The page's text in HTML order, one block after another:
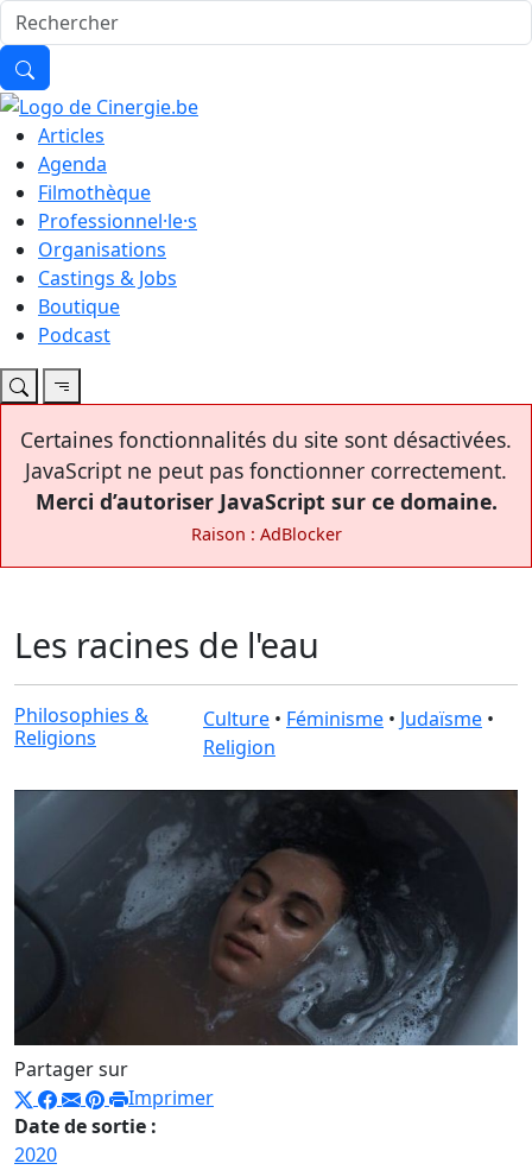
Articles
Agenda
Filmothèque
Professionnel·le·s
Organisations
Castings & Jobs
Boutique
Podcast
Certaines fonctionnalités du site sont désactivées.
JavaScript ne peut pas fonctionner correctement.
Merci d’autoriser JavaScript sur ce domaine.
Raison : AdBlocker
Les racines de l'eau
Philosophies &
Religions
Culture • Féminisme • Judaïsme •
Religion
Partager sur
Imprimer
Date de sortie :
2020